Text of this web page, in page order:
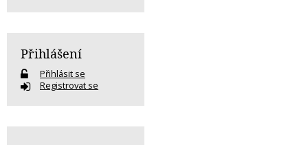
Přihlášení
Přihlásit se
Registrovat se